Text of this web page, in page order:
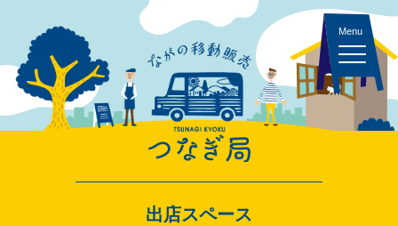
キッチンカー 一覧
出店スペース